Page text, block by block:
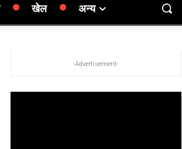
खेल अन्य
-Advertisement-